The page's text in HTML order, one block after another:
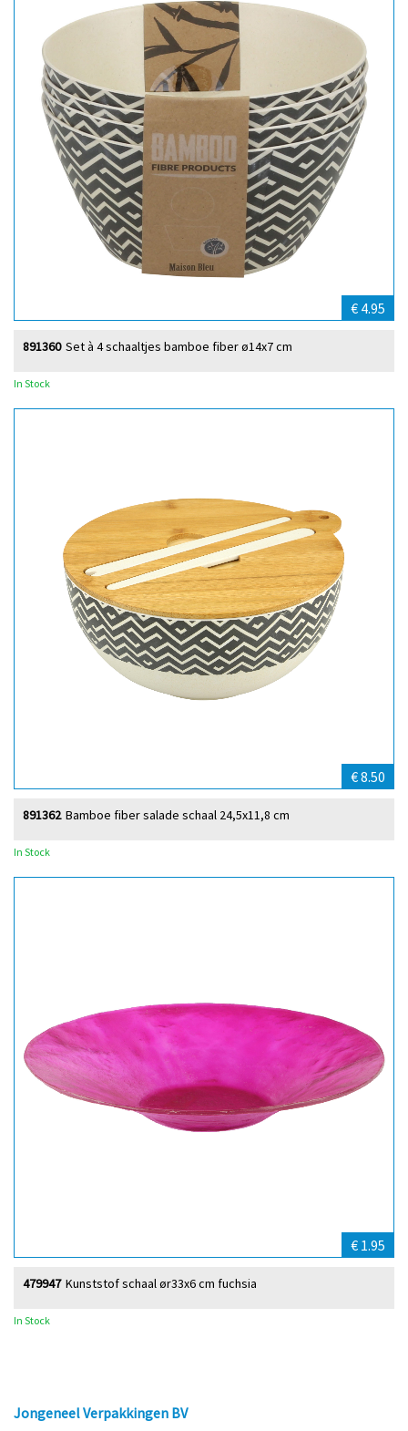
€ 4.95
Set à 4 schaaltjes bamboe fiber ø14x7 cm
891360
In Stock
€ 8.50
Bamboe fiber salade schaal 24,5x11,8 cm
891362
In Stock
€ 1.95
Kunststof schaal ør33x6 cm fuchsia
479947
In Stock
Jongeneel Verpakkingen BV